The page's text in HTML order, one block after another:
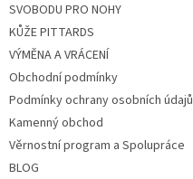
SVOBODU PRO NOHY
KŮŽE PITTARDS
VÝMĚNA A VRÁCENÍ
Obchodní podmínky
Podmínky ochrany osobních údajů
Kamenný obchod
Věrnostní program a Spolupráce
BLOG